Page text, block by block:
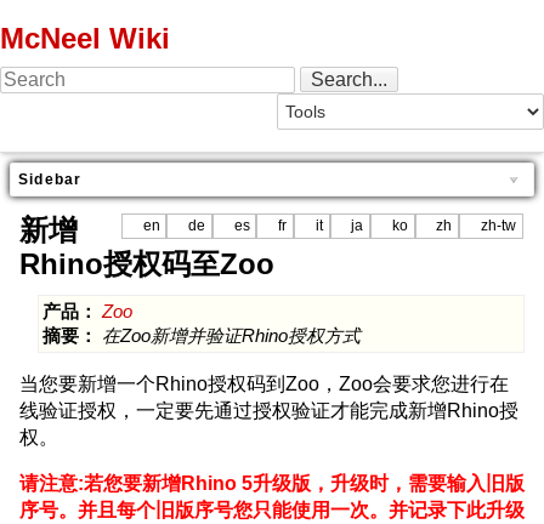
McNeel Wiki
Sidebar
en de es fr it ja ko zh zh-tw
新增
Rhino授权码至Zoo
产品：
Zoo
摘要：
在Zoo新增并验证Rhino授权方式
当您要新增一个Rhino授权码到Zoo，Zoo会要求您进行在
线验证授权，一定要先通过授权验证才能完成新增Rhino授
权。
请注意:若您要新增Rhino 5升级版，升级时，需要输入旧版
序号。并且每个旧版序号您只能使用一次。并记录下此升级